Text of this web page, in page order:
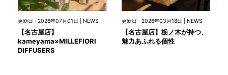
更新日 : 2026年07月01日 | NEWS
【名古屋店】
kameyama×MILLEFIORI
DIFFUSERS
更新日 : 2026年03月18日 | NEWS
【名古屋店】栃ノ木が持つ、
魅力あふれる個性